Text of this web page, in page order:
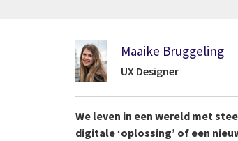
Maaike Bruggeling
UX Designer
We leven in een wereld met
digitale ‘oplossing’ of een